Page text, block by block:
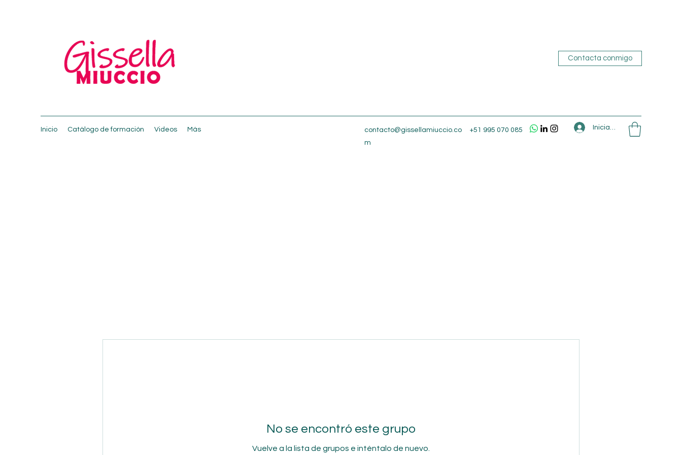
Contacta conmigo
Inicio Catálogo de formación Videos Más
contacto@gissellamiuccio.co
m
+51 995 070 085 Iniciar sesión
No se encontró este grupo
Vuelve a la lista de grupos e inténtalo de nuevo.